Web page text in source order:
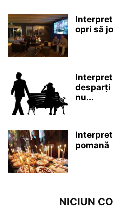
opri să
desparți
nu...
pomană
NICIUN